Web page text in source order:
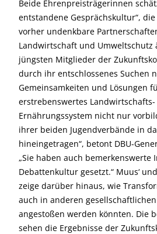
Beide Ehrenpreisträgerinnen
entstandene Gesprächskultur“,
vorher undenkbare
Landwirtschaft und Umweltschutz
jüngsten Mitglieder der
durch ihr entschlossenes Suchen
Gemeinsamkeiten und Lösungen
erstrebenswertes
Ernährungssystem nicht nur
ihrer beiden Jugendverbände in
hineingetragen“, betont DBU-
„Sie haben auch bemerkenswerte
Debattenkultur gesetzt.“ Muus‘
zeige darüber hinaus, wie
auch in anderen
angestoßen werden könnten. Die
sehen die Ergebnisse der